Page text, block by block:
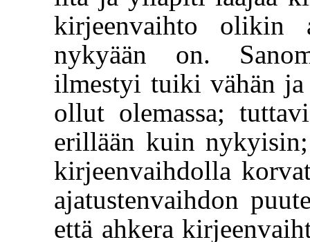
kirjeenvaihto
nykyään on.
ilmestyi tuiki vähän
ollut olemassa;
erillään kuin
kirjeenvaihdolla
ajatustenvaihdon
että ahkera